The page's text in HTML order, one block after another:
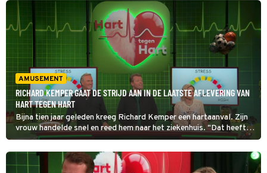
AMUSEMENT
RICHARD KEMPER GAAT DE STRIJD AAN IN DE LAATSTE AFLEVERING VAN
HART TEGEN HART
Bijna tien jaar geleden kreeg Richard Kemper een hartaanval. Zijn
vrouw handelde snel en reed hem naar het ziekenhuis. "Dat heeft
mijn leven gered", zegt Kemper. In deze finale van Hart tegen Hart
vormt hij een team met Roxane Knetemann.